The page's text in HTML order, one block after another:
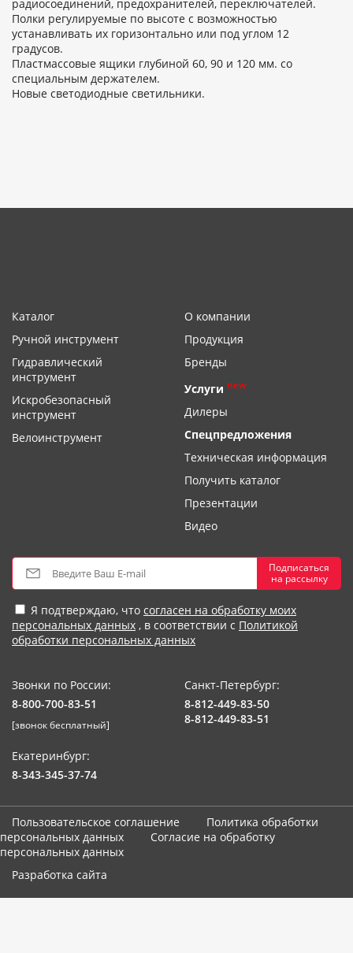
радиосоединений, предохранителей, переключателей.
Полки регулируемые по высоте с возможностью
устанавливать их горизонтально или под углом 12
градусов.
Пластмассовые ящики глубиной 60, 90 и 120 мм. со
специальным держателем.
Новые светодиодные светильники.
Каталог
Ручной инструмент
Гидравлический
инструмент
Искробезопасный
инструмент
Велоинструмент
О компании
Продукция
Бренды
Услуги new
Дилеры
Спецпредложения
Техническая информация
Получить каталог
Презентации
Видео
Подписаться
на рассылку
Я подтверждаю, что согласен на обработку моих
персональных данных , в соответствии с Политикой
обработки персональных данных
Звонки по России:
8-800-700-83-51
[звонок бесплатный]
Санкт-Петербург:
8-812-449-83-50
8-812-449-83-51
Екатеринбург:
8-343-345-37-74
Пользовательское соглашение
Политика обработки
персональных данных
Согласие на обработку
персональных данных
Разработка сайта